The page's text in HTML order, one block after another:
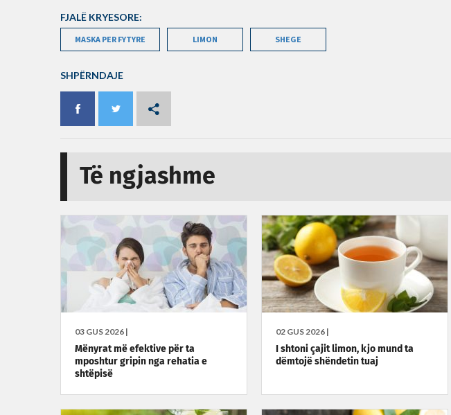
FJALË KRYESORE:
MASKA PER FYTYRE LIMON SHEGE
SHPËRNDAJE
Të ngjashme
03 GUS 2026 |
Mënyrat më efektive për ta
mposhtur gripin nga rehatia e
shtëpisë
02 GUS 2026 |
I shtoni çajit limon, kjo mund ta
dëmtojë shëndetin tuaj